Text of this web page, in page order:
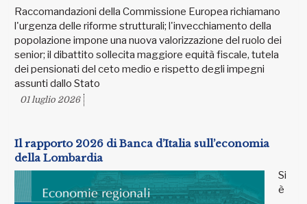
Raccomandazioni della Commissione Europea richiamano
l'urgenza delle riforme strutturali; l'invecchiamento della
popolazione impone una nuova valorizzazione del ruolo dei
senior; il dibattito sollecita maggiore equità fiscale, tutela
dei pensionati del ceto medio e rispetto degli impegni
assunti dallo Stato
01 luglio 2026
Il rapporto 2026 di Banca d’Italia sull’economia
della Lombardia
Si
è